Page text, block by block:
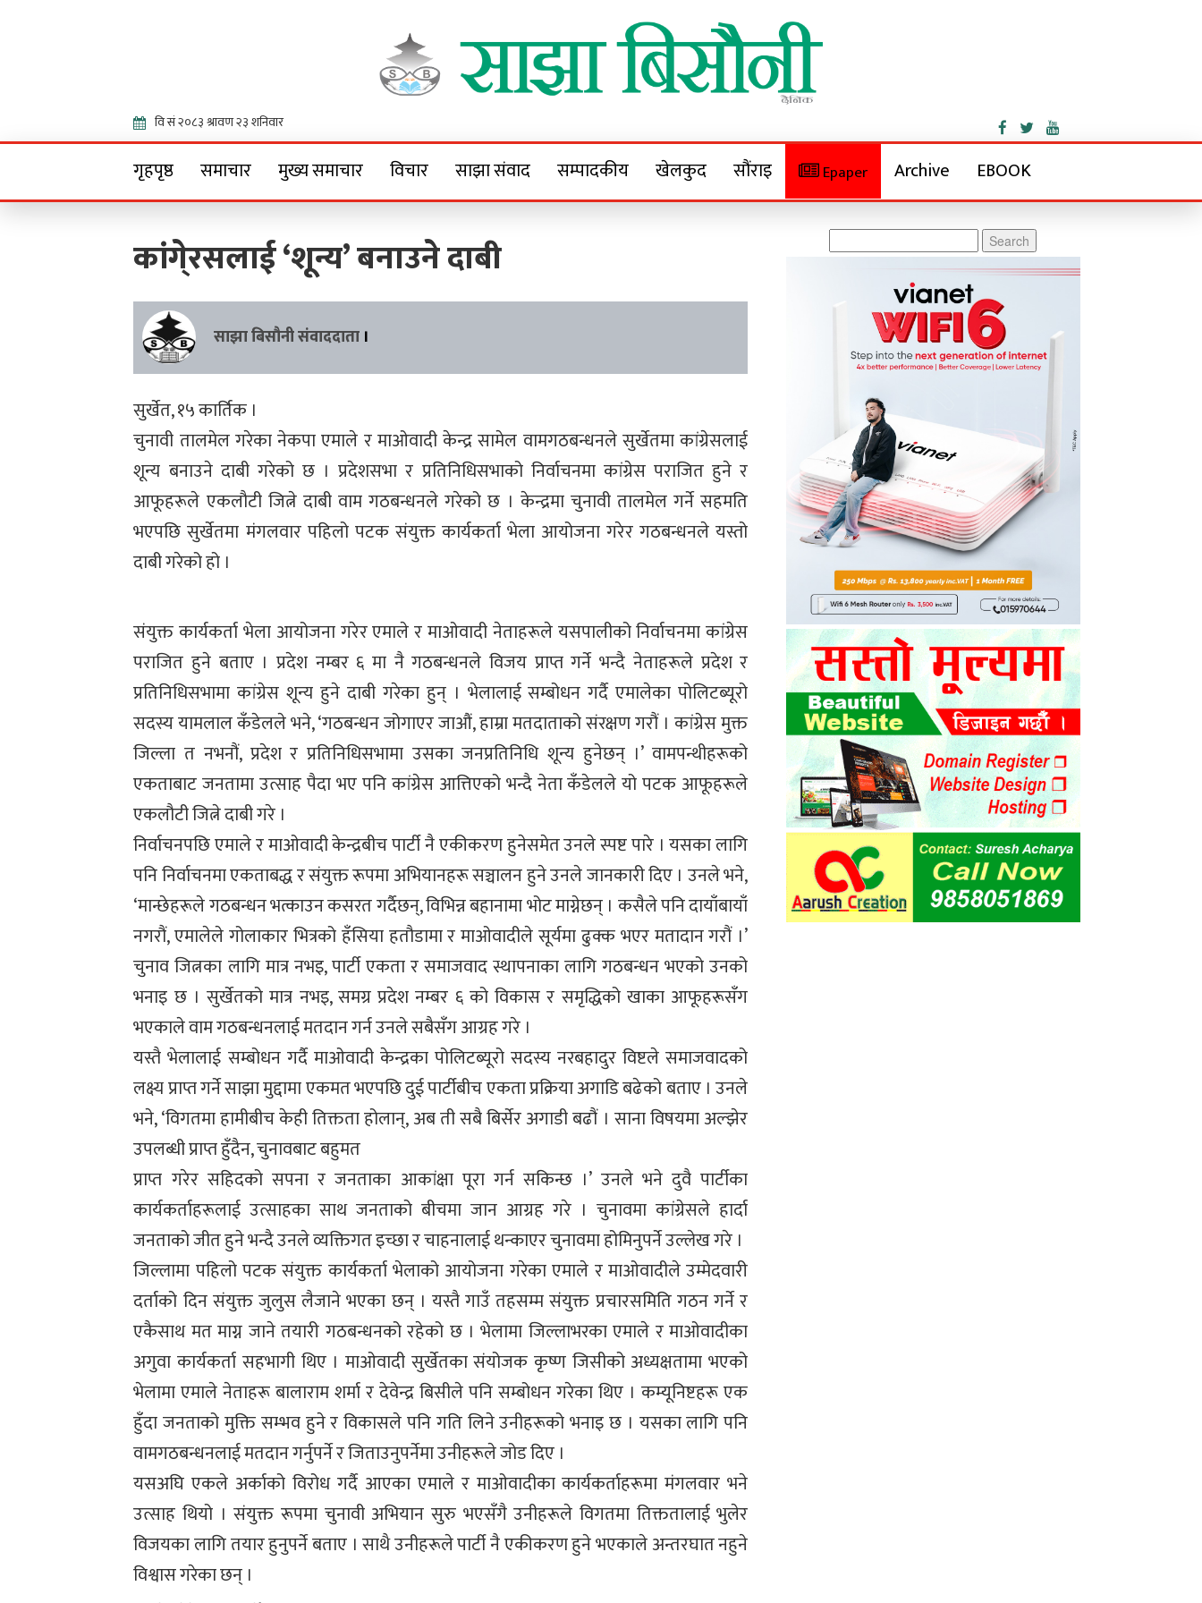
Sajha Bisaunee
गृहपृष्ठ समाचार मुख्य समाचार विचार साझा संवाद सम्पादकीय खेलकुद सौंराइ Epaper Archive EBOOK
कांगे्रसलाई ‘शून्य’ बनाउने दाबी
साझा बिसौनी संवाददाता ।
सुर्खेत, १५ कार्तिक ।
चुनावी तालमेल गरेका नेकपा एमाले र माओवादी केन्द्र सामेल वामगठबन्धनले सुर्खेतमा कांग्रेसलाई
शून्य बनाउने दाबी गरेको छ । प्रदेशसभा र प्रतिनिधिसभाको निर्वाचनमा कांग्रेस पराजित हुने र
आफूहरूले एकलौटी जित्ने दाबी वाम गठबन्धनले गरेको छ । केन्द्रमा चुनावी तालमेल गर्ने सहमति
भएपछि सुर्खेतमा मंगलवार पहिलो पटक संयुक्त कार्यकर्ता भेला आयोजना गरेर गठबन्धनले यस्तो
दाबी गरेको हो ।
संयुक्त कार्यकर्ता भेला आयोजना गरेर एमाले र माओवादी नेताहरूले यसपालीको निर्वाचनमा कांग्रेस
पराजित हुने बताए । प्रदेश नम्बर ६ मा नै गठबन्धनले विजय प्राप्त गर्ने भन्दै नेताहरूले प्रदेश र
प्रतिनिधिसभामा कांग्रेस शून्य हुने दाबी गरेका हुन् । भेलालाई सम्बोधन गर्दै एमालेका पोलिटब्यूरो
सदस्य यामलाल कँडेलले भने, ‘गठबन्धन जोगाएर जाऔं, हाम्रा मतदाताको संरक्षण गरौं । कांग्रेस मुक्त
जिल्ला त नभनौं, प्रदेश र प्रतिनिधिसभामा उसका जनप्रतिनिधि शून्य हुनेछन् ।’ वामपन्थीहरूको
एकताबाट जनतामा उत्साह पैदा भए पनि कांग्रेस आत्तिएको भन्दै नेता कँडेलले यो पटक आफूहरूले
एकलौटी जित्ने दाबी गरे ।
निर्वाचनपछि एमाले र माओवादी केन्द्रबीच पार्टी नै एकीकरण हुनेसमेत उनले स्पष्ट पारे । यसका लागि
पनि निर्वाचनमा एकताबद्ध र संयुक्त रूपमा अभियानहरू सञ्चालन हुने उनले जानकारी दिए । उनले भने,
‘मान्छेहरूले गठबन्धन भत्काउन कसरत गर्दैछन्, विभिन्न बहानामा भोट माग्नेछन् । कसैले पनि दायाँबायाँ
नगरौं, एमालेले गोलाकार भित्रको हँसिया हतौडामा र माओवादीले सूर्यमा ढुक्क भएर मतादान गरौं ।’
चुनाव जित्नका लागि मात्र नभइ, पार्टी एकता र समाजवाद स्थापनाका लागि गठबन्धन भएको उनको
भनाइ छ । सुर्खेतको मात्र नभइ, समग्र प्रदेश नम्बर ६ को विकास र समृद्धिको खाका आफूहरूसँग
भएकाले वाम गठबन्धनलाई मतदान गर्न उनले सबैसँग आग्रह गरे ।
यस्तै भेलालाई सम्बोधन गर्दै माओवादी केन्द्रका पोलिटब्यूरो सदस्य नरबहादुर विष्टले समाजवादको
लक्ष्य प्राप्त गर्ने साझा मुद्दामा एकमत भएपछि दुई पार्टीबीच एकता प्रक्रिया अगाडि बढेको बताए । उनले
भने, ‘विगतमा हामीबीच केही तिक्तता होलान्, अब ती सबै बिर्सेर अगाडी बढौं । साना विषयमा अल्झेर
उपलब्धी प्राप्त हुँदैन, चुनावबाट बहुमत
प्राप्त गरेर सहिदको सपना र जनताका आकांक्षा पूरा गर्न सकिन्छ ।’ उनले भने दुवै पार्टीका
कार्यकर्ताहरूलाई उत्साहका साथ जनताको बीचमा जान आग्रह गरे । चुनावमा कांग्रेसले हार्दा
जनताको जीत हुने भन्दै उनले व्यक्तिगत इच्छा र चाहनालाई थन्काएर चुनावमा होमिनुपर्ने उल्लेख गरे ।
जिल्लामा पहिलो पटक संयुक्त कार्यकर्ता भेलाको आयोजना गरेका एमाले र माओवादीले उम्मेदवारी
दर्ताको दिन संयुक्त जुलुस लैजाने भएका छन् । यस्तै गाउँ तहसम्म संयुक्त प्रचारसमिति गठन गर्ने र
एकैसाथ मत माग्न जाने तयारी गठबन्धनको रहेको छ । भेलामा जिल्लाभरका एमाले र माओवादीका
अगुवा कार्यकर्ता सहभागी थिए । माओवादी सुर्खेतका संयोजक कृष्ण जिसीको अध्यक्षतामा भएको
भेलामा एमाले नेताहरू बालाराम शर्मा र देवेन्द्र बिसीले पनि सम्बोधन गरेका थिए । कम्यूनिष्टहरू एक
हुँदा जनताको मुक्ति सम्भव हुने र विकासले पनि गति लिने उनीहरूको भनाइ छ । यसका लागि पनि
वामगठबन्धनलाई मतदान गर्नुपर्ने र जिताउनुपर्नेमा उनीहरूले जोड दिए ।
यसअघि एकले अर्काको विरोध गर्दै आएका एमाले र माओवादीका कार्यकर्ताहरूमा मंगलवार भने
उत्साह थियो । संयुक्त रूपमा चुनावी अभियान सुरु भएसँगै उनीहरूले विगतमा तिक्ततालाई भुलेर
विजयका लागि तयार हुनुपर्ने बताए । साथै उनीहरूले पार्टी नै एकीकरण हुने भएकाले अन्तरघात नहुने
विश्वास गरेका छन् ।
for: